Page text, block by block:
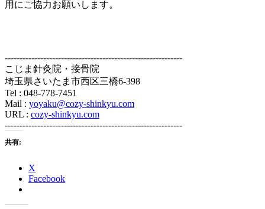
用にご協力お願いします。
------------------------------------------------------------
こじま針灸院・接骨院
埼玉県さいたま市西区三橋6-398
Tel : 048-778-7451
Mail : yoyaku@cozy-shinkyu.com
URL : cozy-shinkyu.com
------------------------------------------------------------
共有:
X
Facebook